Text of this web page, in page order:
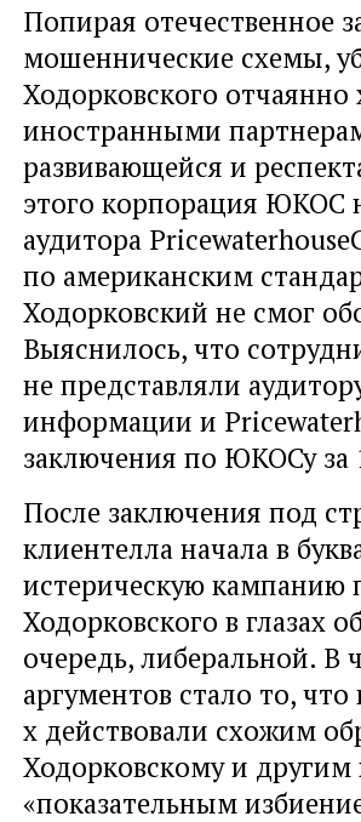
Попирая отечественное
мошеннические схемы,
Ходорковского отчаянно
иностранными
развивающейся и
этого корпорация ЮКОС
аудитора
по американским
Ходорковский не смог
Выяснилось, что
не представляли
информации и
заключения по ЮКОСу за
После заключения под
клиентелла начала в
истерическую кампанию
Ходорковского в глазах
очередь, либеральной. В
аргументов стало то,
х действовали схожим
Ходорковскому и
«показательным